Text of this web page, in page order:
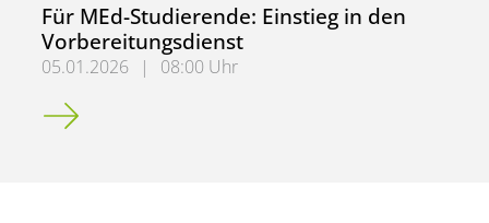
Für MEd-Studierende: Einstieg in den
Vorbereitungsdienst
05.01.2026 |
08:00 Uhr
Für MEd-Studierende: Einstieg in den